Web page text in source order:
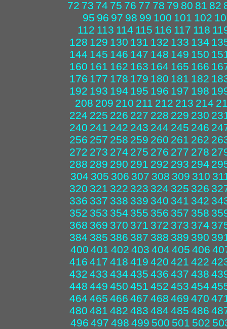
72 73 74 75 76 77 78 79 80 81 82
95 96 97 98 99 100 101 102
112 113 114 115 116 117 118
128 129 130 131 132 133 134
144 145 146 147 148 149 150
160 161 162 163 164 165 166
176 177 178 179 180 181 182
192 193 194 195 196 197 198
208 209 210 211 212 213 214
224 225 226 227 228 229 230
240 241 242 243 244 245 246
256 257 258 259 260 261 262
272 273 274 275 276 277 278
288 289 290 291 292 293 294
304 305 306 307 308 309 310
320 321 322 323 324 325 326
336 337 338 339 340 341 342
352 353 354 355 356 357 358
368 369 370 371 372 373 374
384 385 386 387 388 389 390
400 401 402 403 404 405 406
416 417 418 419 420 421 422
432 433 434 435 436 437 438
448 449 450 451 452 453 454
464 465 466 467 468 469 470
480 481 482 483 484 485 486
496 497 498 499 500 501 502